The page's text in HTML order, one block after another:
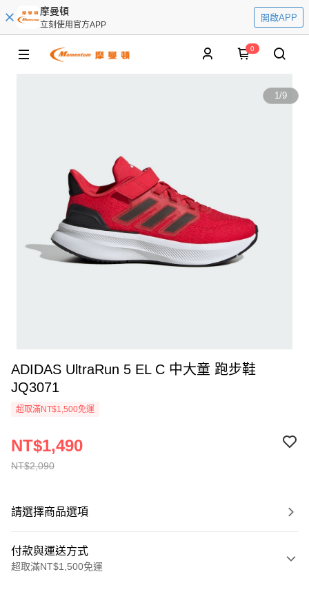
摩曼頓
立刻使用官方APP
開啟APP
0
1/9
ADIDAS UltraRun 5 EL C 中大童 跑步鞋
JQ3071
超取滿NT$1,500免運
NT$2,090
NT$1,490
請選擇商品選項
付款與運送方式
超取滿NT$1,500免運